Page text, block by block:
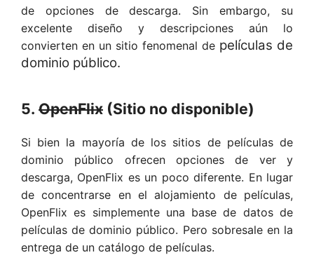
de opciones de descarga. Sin embargo, su
excelente diseño y descripciones aún lo
convierten en un sitio fenomenal de películas de
dominio público.
5. OpenFlix (Sitio no disponible)
Si bien la mayoría de los sitios de películas de
dominio público ofrecen opciones de ver y
descarga, OpenFlix es un poco diferente. En lugar
de concentrarse en el alojamiento de películas,
OpenFlix es simplemente una base de datos de
películas de dominio público. Pero sobresale en la
entrega de un catálogo de películas.